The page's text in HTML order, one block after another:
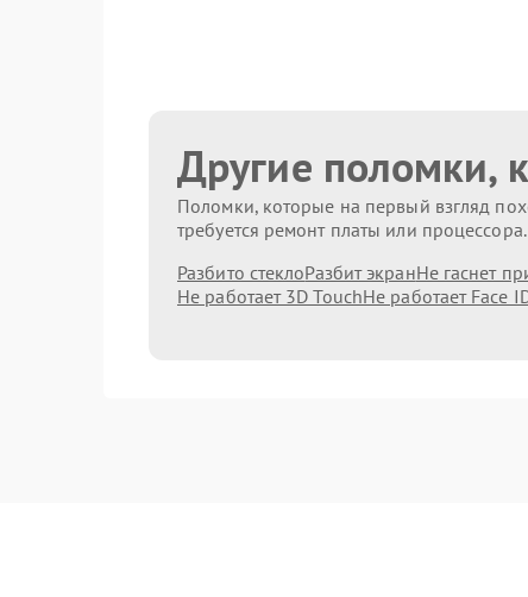
Другие поломки,
Поломки, которые на первый взгляд
требуется ремонт платы или процессора.
Разбито стеклоРазбит экранНе гаснет
Не работает 3D TouchНе работает Face